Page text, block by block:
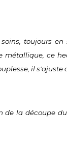
toujours
ce
il s'ajuste
la découpe